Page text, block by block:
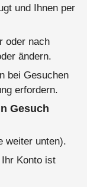
und Ihnen per
oder nach
ändern.
bei Gesuchen
erfordern.
Gesuch
weiter unten).
Konto ist